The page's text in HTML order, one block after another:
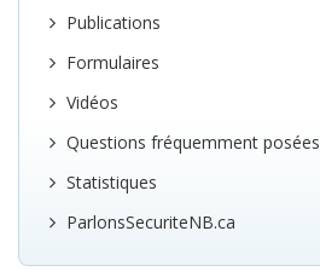
Publications
Formulaires
Vidéos
Questions fréquemment posées
Statistiques
ParlonsSecuriteNB.ca